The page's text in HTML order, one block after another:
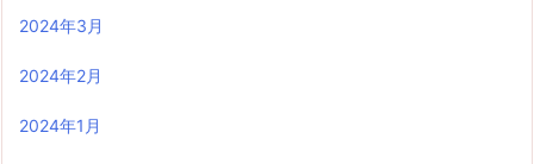
2024年3月
2024年2月
2024年1月